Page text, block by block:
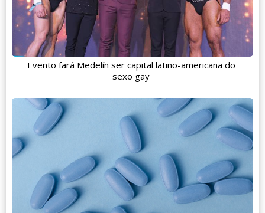
Evento fará Medelín ser capital latino-americana do
sexo gay